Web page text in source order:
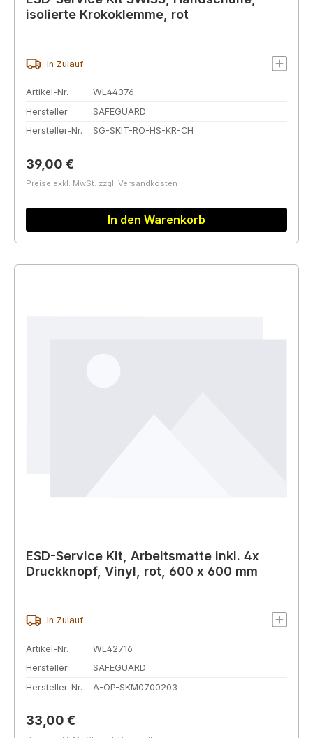
isolierte Krokoklemme, rot
In Zulauf
Artikel-Nr.
WL44376
Hersteller
SAFEGUARD
Hersteller-Nr.
SG-SKIT-RO-HS-KR-CH
Regulärer Preis:
39,00 €
Preise exkl. MwSt. zzgl. Versandkosten
In den Warenkorb
ESD-Service Kit, Arbeitsmatte inkl. 4x
Druckknopf, Vinyl, rot, 600 x 600 mm
In Zulauf
Artikel-Nr.
WL42716
Hersteller
SAFEGUARD
Hersteller-Nr.
A-OP-SKM0700203
Regulärer Preis:
33,00 €